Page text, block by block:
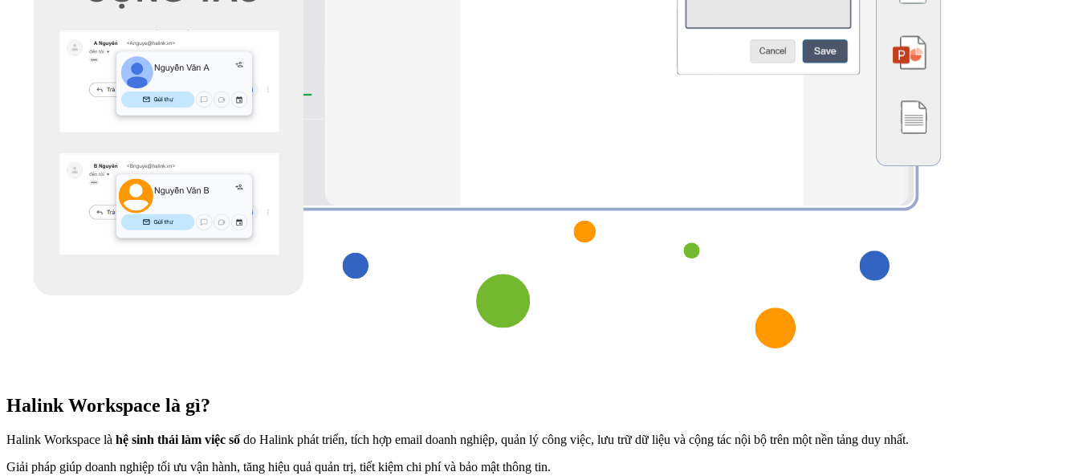
Halink Workspace là gì?
Halink Workspace là hệ sinh thái làm việc số do Halink phát triển, tích hợp email doanh nghiệp, quản lý công việc, lưu trữ dữ liệu và cộng tác nội bộ trên một nền tảng duy nhất.
Giải pháp giúp doanh nghiệp tối ưu vận hành, tăng hiệu quả quản trị, tiết kiệm chi phí và bảo mật thông tin.